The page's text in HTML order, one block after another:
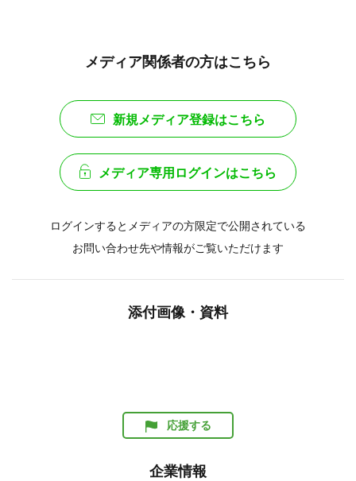
メディア関係者の方はこちら
新規メディア登録はこちら
メディア専用ログインはこちら
ログインするとメディアの方限定で公開されている
お問い合わせ先や情報がご覧いただけます
添付画像・資料
応援する
企業情報